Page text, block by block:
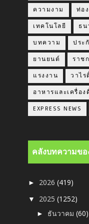
ความงาม ท่อ
เทคโนโลยี ธน
บทความ ประ
ยานยนต์ ราช
แรงงาน วาไร
อาหารและเครื่อง
EXPRESS NEWS
คลังบทความขอ
► 2026(419)
▼ 2025(1252)
► ธันวาคม(60)